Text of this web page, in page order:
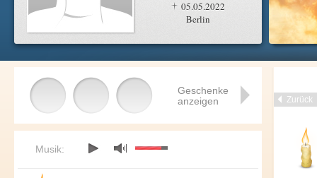
05.05.2022
Berlin
Zurück
Geschenke
anzeigen
Musik: